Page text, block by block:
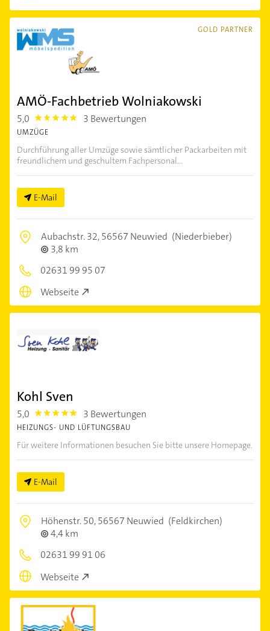
GOLD PARTNER
AMÖ-Fachbetrieb Wolniakowski
5,0 5.0 3 Bewertungen
UMZÜGE
Durchführung aller Umzüge sowie sämtlicher Packarbeiten mit
freundlichem und geschultem Fachpersonal...
E-Mail
Aubachstr. 32,56567 Neuwied (Niederbieber)
3,8 km
02631 99 95 07
Webseite
Kohl Sven
5,0 5.0 3 Bewertungen
HEIZUNGS- UND LÜFTUNGSBAU
Für weitere Informationen besuchen Sie bitte unsere Homepage.
E-Mail
Höhenstr. 50,56567 Neuwied (Feldkirchen)
4,4 km
02631 99 91 06
Webseite